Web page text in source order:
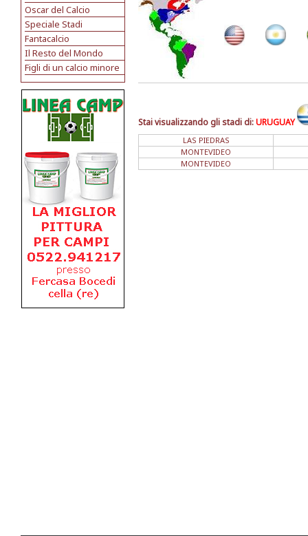
Oscar del Calcio
Speciale Stadi
Fantacalcio
Il Resto del Mondo
Figli di un calcio minore
Stai visualizzando gli stadi di:URUGUAY
LAS PIEDRAS
MONTEVIDEO
MONTEVIDEO